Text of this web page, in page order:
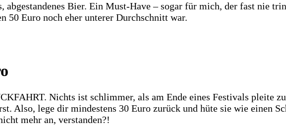
abgestandenes Bier. Ein Must-Have – sogar für mich, der fast nie
50 Euro noch eher unterer Durchschnitt war.
Nichts ist schlimmer, als am Ende eines Festivals pleite
Also, lege dir mindestens 30 Euro zurück und hüte sie wie einen
mehr an, verstanden?!